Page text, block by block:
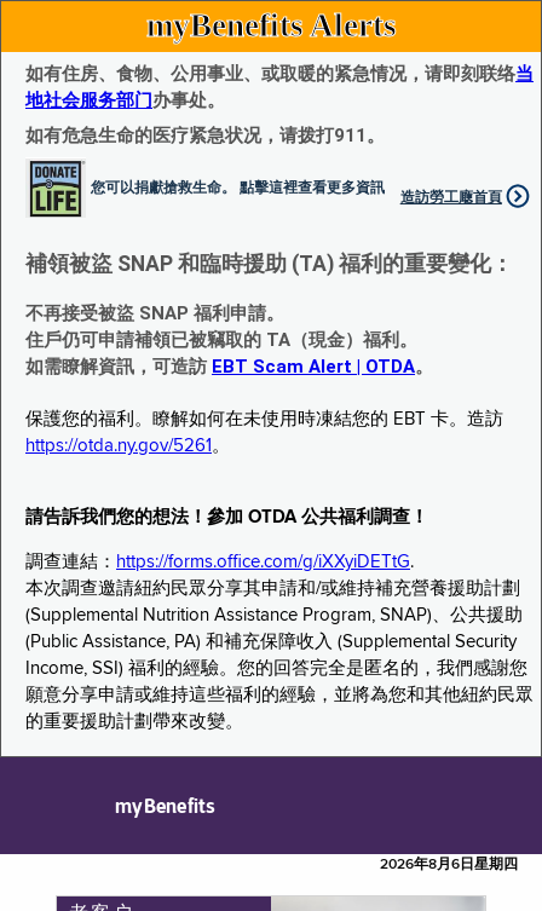
myBenefits Alerts
如有住房、食物、公用事业、或取暖的紧急情况，请即刻联络当
地社会服务部门办事处。
如有危急生命的医疗紧急状况，请拨打911。
您可以捐獻搶救生命。 點擊這裡查看更多資訊
造訪勞工廰首頁
補領被盜 SNAP 和臨時援助 (TA) 福利的重要變化：
不再接受被盜 SNAP 福利申請。
住戶仍可申請補領已被竊取的 TA（現金）福利。
如需瞭解資訊，可造訪 EBT Scam Alert | OTDA。
保護您的福利。瞭解如何在未使用時凍結您的 EBT 卡。造訪
https://otda.ny.gov/5261 。
請告訴我們您的想法！參加 OTDA 公共福利調查！
調查連結： https://forms.office.com/g/iXXyiDETtG.
本次調查邀請紐約民眾分享其申請和/或維持補充營養援助計劃
(Supplemental Nutrition Assistance Program, SNAP)、公共援助
(Public Assistance, PA) 和補充保障收入 (Supplemental Security
Income, SSI) 福利的經驗。您的回答完全是匿名的，我們感謝您
願意分享申請或維持這些福利的經驗，並將為您和其他紐約民眾
的重要援助計劃帶來改變。
myBenefits
2026年8月6日星期四